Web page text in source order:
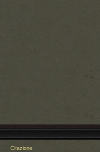
Citazione: